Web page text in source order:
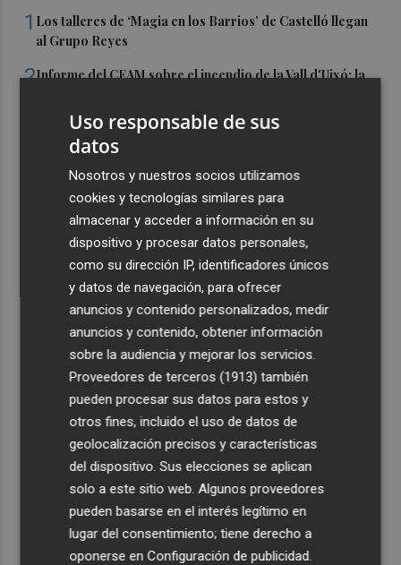
1 Los talleres de ‘Magia en los Barrios’ de Castelló llegan
al Grupo Reyes
2Informe del CEAM sobre el incendio de la Vall d'Uixó: la
previos
La Generalitat destina 132 millones a 24 nuevas
infraestructuras sociosanitarias de mayores y personas
con discapacidad
La movilidad el 12 de agosto podría duplicarse por el
eclipse con hasta 1,5 millones de desplazamientos
adicionales
Los equipos de extinción afrontan horas "vitales" en
Tírig para trabajar con medios aéreos
Uso responsable de sus
datos
Nosotros y nuestros socios utilizamos
cookies y tecnologías similares para
almacenar y acceder a información en su
dispositivo y procesar datos personales,
como su dirección IP, identificadores únicos
y datos de navegación, para ofrecer
anuncios y contenido personalizados, medir
anuncios y contenido, obtener información
sobre la audiencia y mejorar los servicios.
Proveedores de terceros (1913) también
pueden procesar sus datos para estos y
otros fines, incluido el uso de datos de
geolocalización precisos y características
del dispositivo. Sus elecciones se aplican
solo a este sitio web. Algunos proveedores
pueden basarse en el interés legítimo en
lugar del consentimiento; tiene derecho a
oponerse enConfiguración de publicidad.